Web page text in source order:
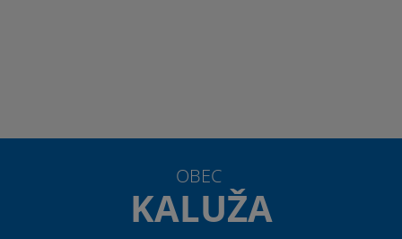
OBEC
KALUŽA